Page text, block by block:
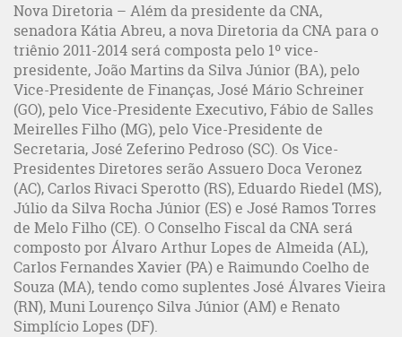
Nova Diretoria – Além da presidente da CNA,
senadora Kátia Abreu, a nova Diretoria da CNA para o
triênio 2011-2014 será composta pelo 1º vice-
presidente, João Martins da Silva Júnior (BA), pelo
Vice-Presidente de Finanças, José Mário Schreiner
(GO), pelo Vice-Presidente Executivo, Fábio de Salles
Meirelles Filho (MG), pelo Vice-Presidente de
Secretaria, José Zeferino Pedroso (SC). Os Vice-
Presidentes Diretores serão Assuero Doca Veronez
(AC), Carlos Rivaci Sperotto (RS), Eduardo Riedel (MS),
Júlio da Silva Rocha Júnior (ES) e José Ramos Torres
de Melo Filho (CE). O Conselho Fiscal da CNA será
composto por Álvaro Arthur Lopes de Almeida (AL),
Carlos Fernandes Xavier (PA) e Raimundo Coelho de
Souza (MA), tendo como suplentes José Álvares Vieira
(RN), Muni Lourenço Silva Júnior (AM) e Renato
Simplício Lopes (DF).